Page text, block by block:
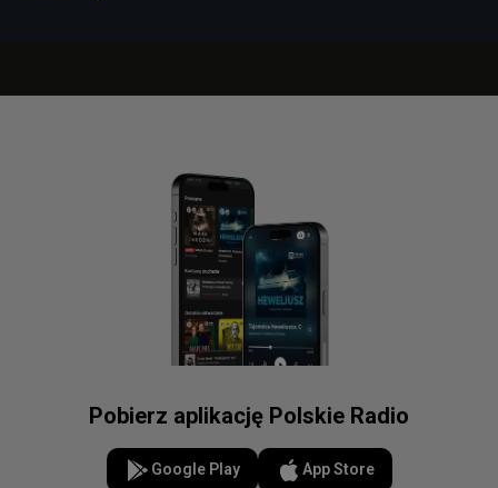
Pobierz aplikację Polskie Radio
Google Play App Store